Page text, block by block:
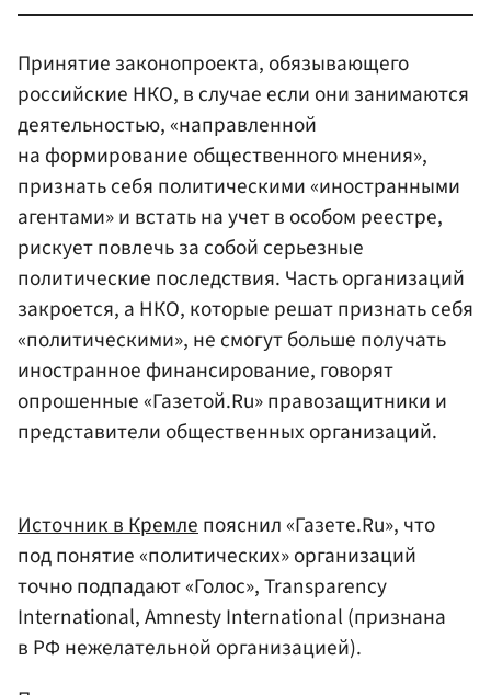
Принятие законопроекта, обязывающего
российские НКО, в случае если они занимаются
деятельностью, «направленной
на формирование общественного мнения»,
признать себя политическими «иностранными
агентами» и встать на учет в особом реестре,
рискует повлечь за собой серьезные
политические последствия. Часть организаций
закроется, а НКО, которые решат признать себя
«политическими», не смогут больше получать
иностранное финансирование, говорят
опрошенные «Газетой.Ru» правозащитники и
представители общественных организаций.
Источник в Кремлепояснил «Газете.Ru», что
под понятие «политических» организаций
точно подпадают «Голос», Transparency
International, Amnesty International (признана
в РФ нежелательной организацией).